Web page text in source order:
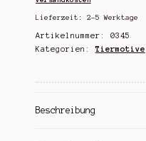
Lieferzeit: 2-5 Werktage
Artikelnummer: 0345
Kategorien:Tiermotive
Beschreibung